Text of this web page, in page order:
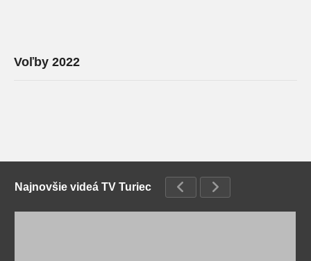
Voľby 2022
Najnovšie videá TV Turiec